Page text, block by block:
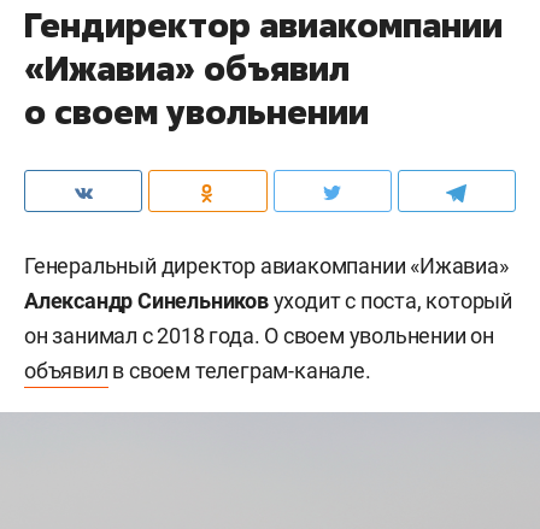
Гендиректор авиакомпании
«Ижавиа» объявил
о своем увольнении
Генеральный директор авиакомпании «Ижавиа»
Александр Синельниковуходит с поста, который
он занимал с 2018 года. О своем увольнении он
объявил в своем телеграм-канале.